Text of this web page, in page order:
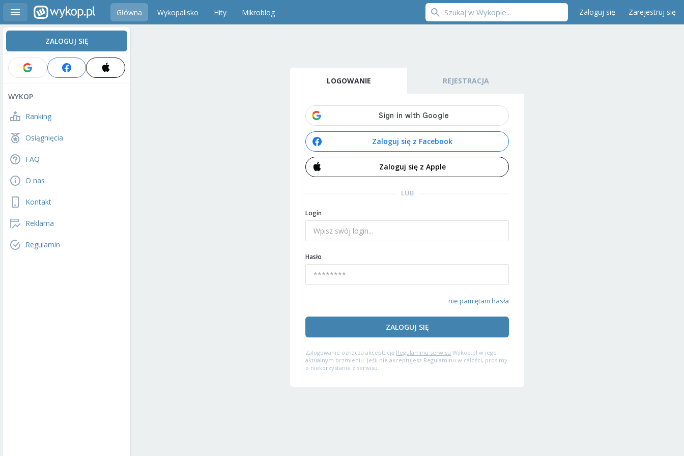
Główna Wykopalisko Hity Mikroblog Zaloguj się Zarejestruj się
ZALOGUJ SIĘ
WYKOP
Ranking
Osiągnięcia
FAQ
O nas
Kontakt
Reklama
Regulamin
LOGOWANIE REJESTRACJA
Zaloguj się z Facebook
Zaloguj się z Apple
LUB
Login
Hasło
nie pamiętam hasła
ZALOGUJ SIĘ
Zalogowanie oznacza akceptację Regulaminu serwisu Wykop.pl w jego
aktualnym brzmieniu. Jeśli nie akceptujesz Regulaminu w całości, prosimy
o niekorzystanie z serwisu.